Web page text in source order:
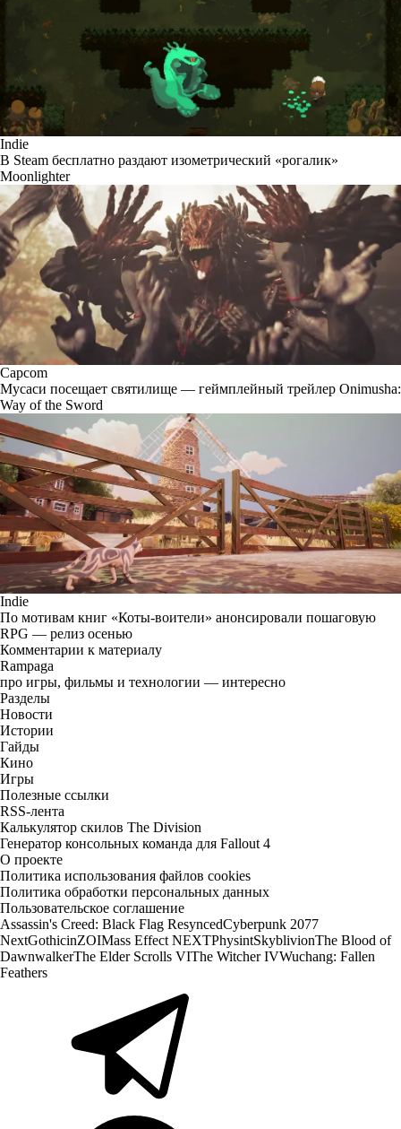
Indie
В Steam бесплатно раздают изометрический «рогалик»
Moonlighter
Capcom
Мусаси посещает святилище — геймплейный трейлер Onimusha:
Way of the Sword
Indie
По мотивам книг «Коты-воители» анонсировали пошаговую
RPG — релиз осенью
Комментарии к материалу
Rampaga
про игры, фильмы и технологии — интересно
Разделы
Новости
Истории
Гайды
Кино
Игры
Полезные ссылки
RSS-лента
Калькулятор скилов The Division
Генератор консольных команда для Fallout 4
О проекте
Политика использования файлов cookies
Политика обработки персональных данных
Пользовательское соглашение
Assassin's Creed: Black Flag ResyncedCyberpunk 2077
NextGothicinZOIMass Effect NEXTPhysintSkyblivionThe Blood of
DawnwalkerThe Elder Scrolls VIThe Witcher IVWuchang: Fallen
Feathers